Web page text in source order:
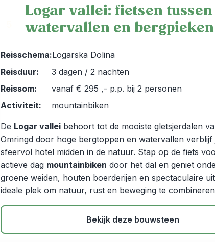
Logar vallei: fietsen tussen
watervallen en bergpieken
Reisschema:Logarska Dolina
Reisduur:
3 dagen / 2 nachten
Reissom:
vanaf € 295 ,- p.p. bij 2 personen
Activiteit:
mountainbiken
De Logar vallei behoort tot de mooiste gletsjerdalen
Omringd door hoge bergtoppen en watervallen verblijf
sfeervol hotel midden in de natuur. Stap op de fiets
actieve dag mountainbiken door het dal en geniet
groene weiden, houten boerderijen en spectaculaire
ideale plek om natuur, rust en beweging te
Bekijk deze bouwsteen